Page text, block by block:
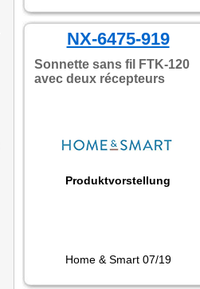
Schwächen. Zu diesem Preis
unschlagbar!"
NX-6475-919
Sonnette sans fil FTK-120
avec deux récepteurs
Produktvorstellung
Home & Smart 07/19